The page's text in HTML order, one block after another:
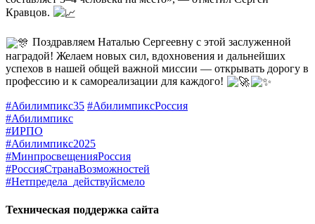
Кравцов.
Поздравляем Наталью Сергеевну с этой заслуженной
наградой! Желаем новых сил, вдохновения и дальнейших
успехов в нашей общей важной миссии — открывать дорогу в
профессию и к самореализации для каждого!
#Абилимпикс35 #АбилимпиксРоссия
#Абилимпикс
#ИРПО
#Абилимпикс2025
#МинпросвещенияРоссия
#РоссияСтранаВозможностей
#Нетпредела_действуйсмело
Техническая поддержка сайта